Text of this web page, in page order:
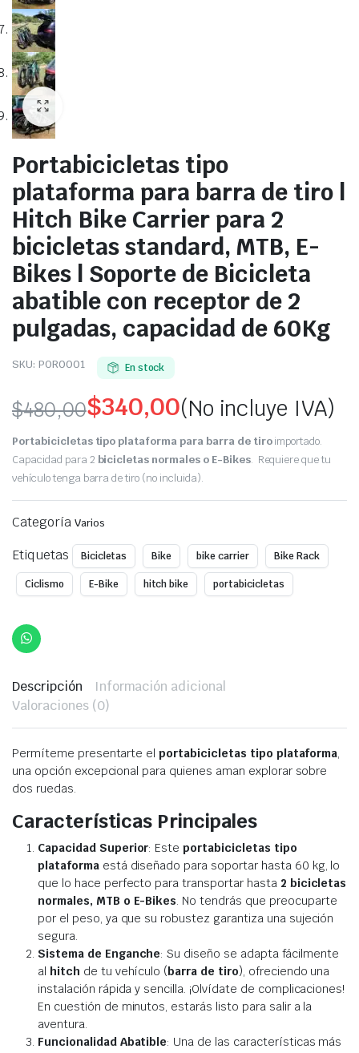
Portabicicletas tipo
plataforma para barra de tiro |
Hitch Bike Carrier para 2
bicicletas standard, MTB, E-
Bikes | Soporte de Bicicleta
abatible con receptor de 2
pulgadas, capacidad de 60Kg
SKU: POR0001 En stock
$480,00
Original
price
was:
$480,00.
$340,00
Current
price
is:
$340,00.
(No incluye IVA)
Portabicicletas tipo plataforma para barra de tiroimportado.
Capacidad para 2 bicicletas normales o E-Bikes. Requiere que tu
vehículo tenga barra de tiro (no incluida).
Categoría Varios
Etiquetas Bicicletas Bike bike carrier Bike Rack
Ciclismo E-Bike hitch bike portabicicletas
Descripción
Información adicional
Valoraciones (0)
Permíteme presentarte elportabicicletas tipo plataforma,
una opción excepcional para quienes aman explorar sobre
dos ruedas.
Características Principales
Capacidad Superior: Esteportabicicletas tipo
plataformaestá diseñado para soportar hasta 60 kg, lo
que lo hace perfecto para transportar hasta 2 bicicletas
normales, MTB o E-Bikes. No tendrás que preocuparte
por el peso, ya que su robustez garantiza una sujeción
segura.
Sistema de Enganche: Su diseño se adapta fácilmente
al hitch de tu vehículo (barra de tiro), ofreciendo una
instalación rápida y sencilla. ¡Olvídate de complicaciones!
En cuestión de minutos, estarás listo para salir a la
aventura.
Funcionalidad Abatible: Una de las características más